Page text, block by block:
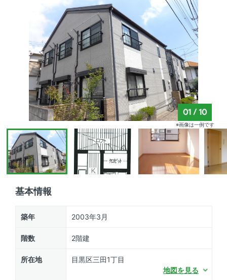
基本情報
築年 2003年3月
階数 2階建
所在地
目黒区三田1丁目
地図を見る
01 /10
※画像は一例です